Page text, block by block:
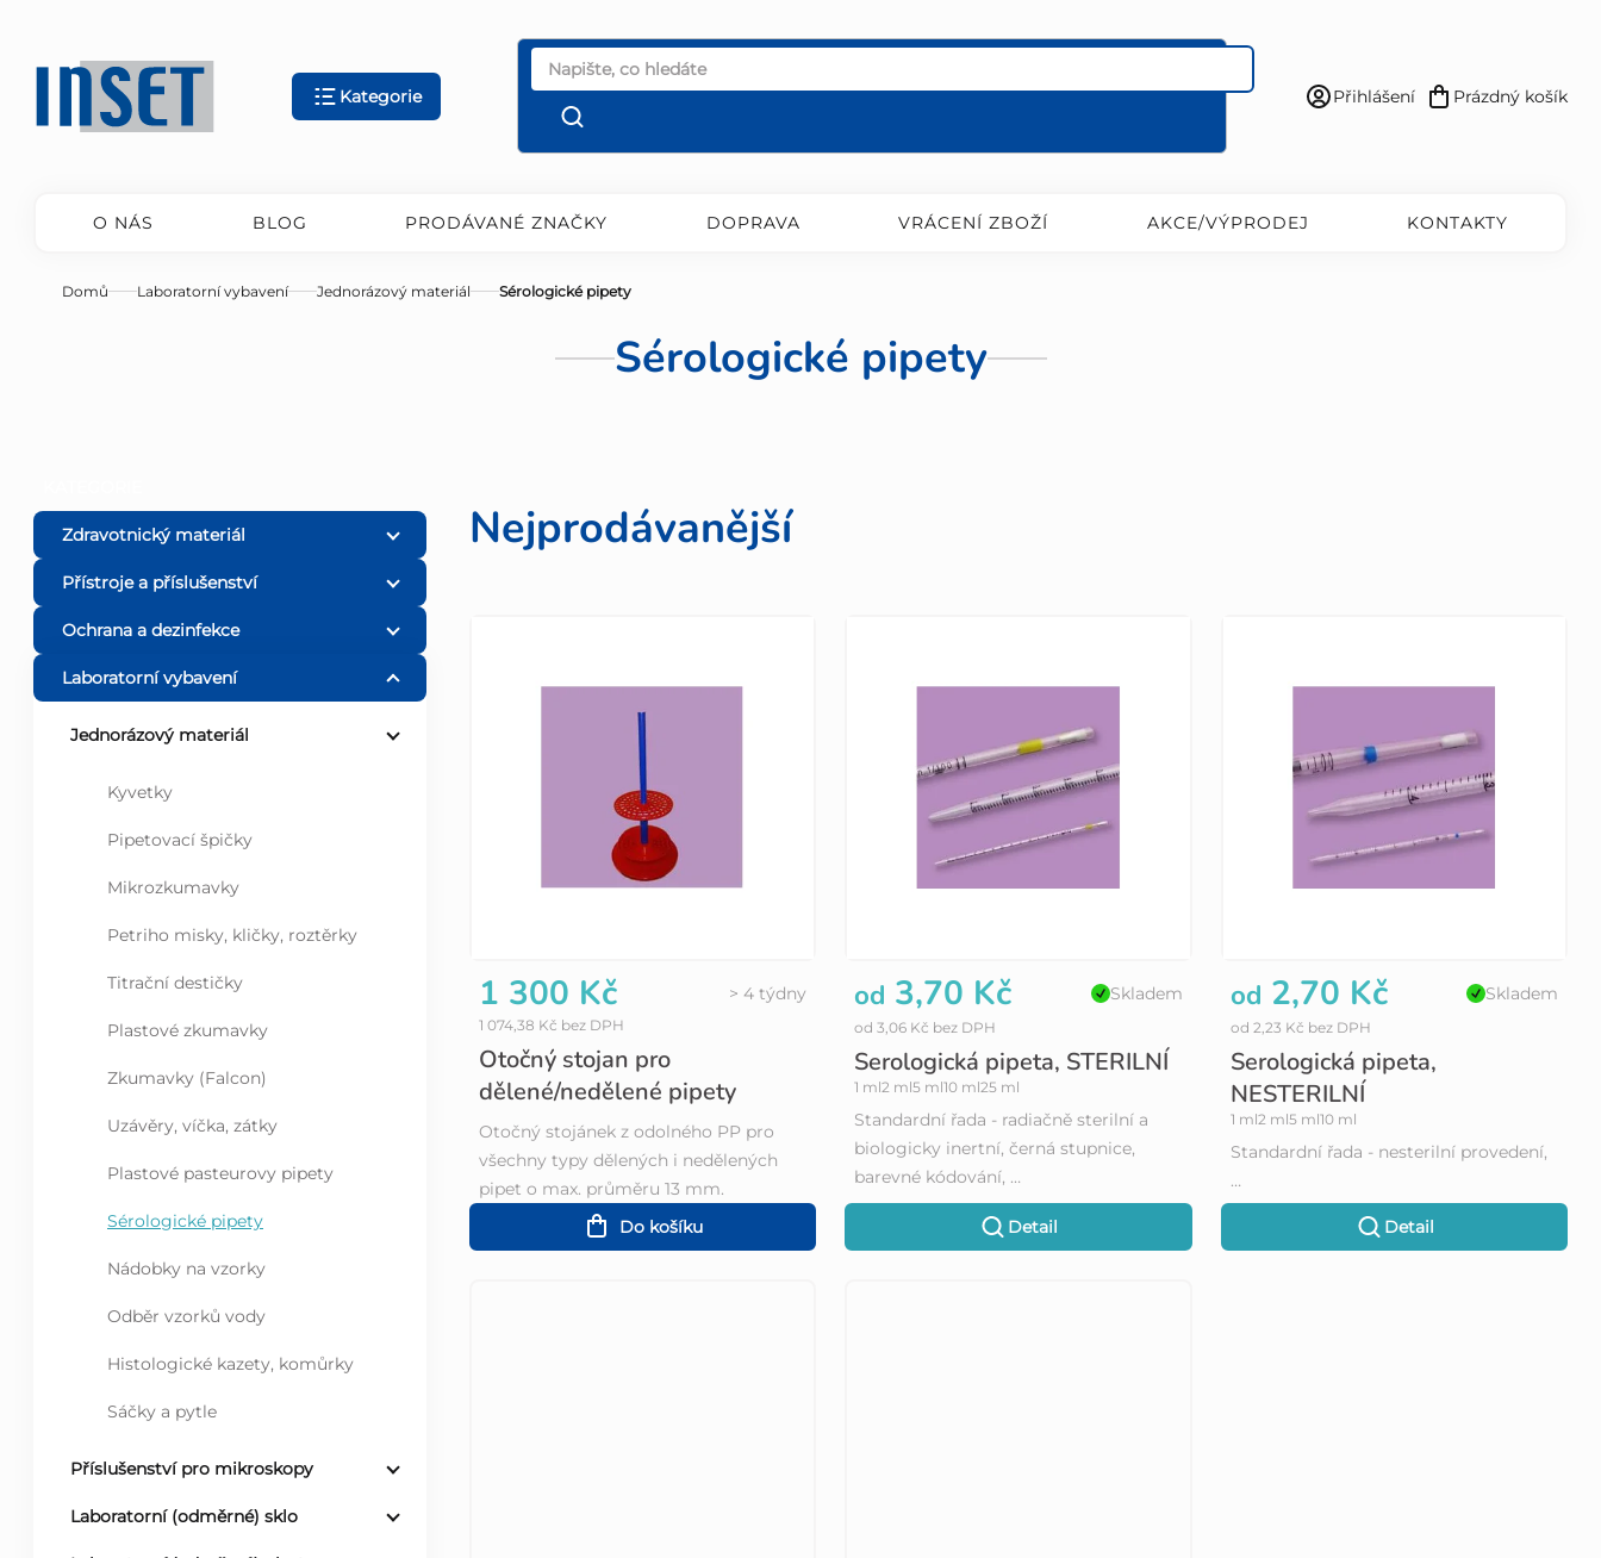
obsah
Kategorie
Přihlášení
Nákupní
Prázdný košík
O NÁS BLOG PRODÁVANÉ ZNAČKY DOPRAVA VRÁCENÍ ZBOŽÍ AKCE/VÝPRODEJ KONTAKTY
Domů Laboratorní vybavení Jednorázový materiál Sérologické pipety
Sérologické pipety
o
s
t
Zdravotnický materiál
Přístroje a příslušenství
Ochrana a dezinfekce
Laboratorní vybavení
Jednorázový materiál
Kyvetky
Pipetovací špičky
Mikrozkumavky
Petriho misky, kličky, roztěrky
Titrační destičky
Plastové zkumavky
Zkumavky (Falcon)
Uzávěry, víčka, zátky
Plastové pasteurovy pipety
Sérologické pipety
Nádobky na vzorky
Odběr vzorků vody
Histologické kazety, komůrky
Sáčky a pytle
Příslušenství pro mikroskopy
Laboratorní (odměrné) sklo
Nejprodávanější
r
o
d
u
k
Otočný stojan pro
dělené/nedělené pipety
> 4 týdny
1 074,38 Kč bez DPH
1 300 Kč
Do košíku
Otočný stojánek z odolného PP pro
všechny typy dělených i nedělených
pipet o max. průměru 13 mm.
Serologická pipeta, STERILNÍ
Skladem
od 3,06 Kč bez DPH
od 3,70 Kč
1 ml2 ml5 ml10 ml25 ml
Detail
Standardní řada - radiačně sterilní a
biologicky inertní, černá stupnice,
barevné kódování, …
Serologická pipeta,
NESTERILNÍ
Skladem
od 2,23 Kč bez DPH
od 2,70 Kč
1 ml2 ml5 ml10 ml
Detail
Standardní řada - nesterilní provedení,
…